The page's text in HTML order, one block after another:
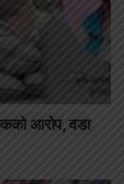
आरोप, वडा